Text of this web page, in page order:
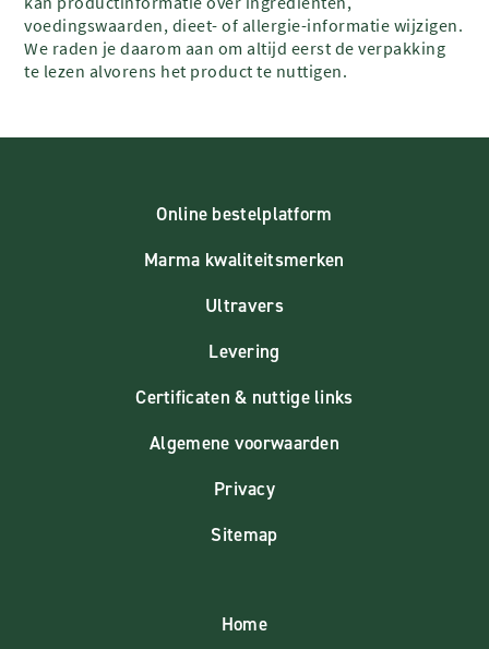
voedingswaarden, dieet- of allergie-informatie wijzigen.
We raden je daarom aan om altijd eerst de verpakking
te lezen alvorens het product te nuttigen.
Online bestelplatform
Marma kwaliteitsmerken
Ultravers
Levering
Certificaten & nuttige links
Algemene voorwaarden
Privacy
Sitemap
Home